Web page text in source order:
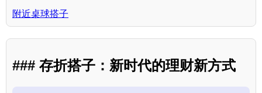
附近桌球搭子
### 存折搭子：新时代的理财新方式